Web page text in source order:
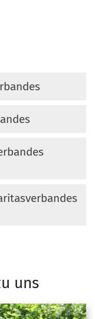
uns